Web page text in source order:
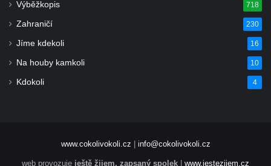
Jiřetíně pod Jedlovou
Sloup archanděla Michaela v Nejdku
Sloup Panny Marie v Nejdku
Sloup Nejsvětější Trojice v Nejdku
Sloup Panny Marie v Pardubicích
Výběžkopis 718
Zahraničí 230
Jíme kdekoli 16
Na houby kamkoli 10
Kdokoli 4
www.cokolivokoli.cz info@cokolivokoli.cz
web provozuje ještě žijem, zapsaný spolek www.jestezijem.cz